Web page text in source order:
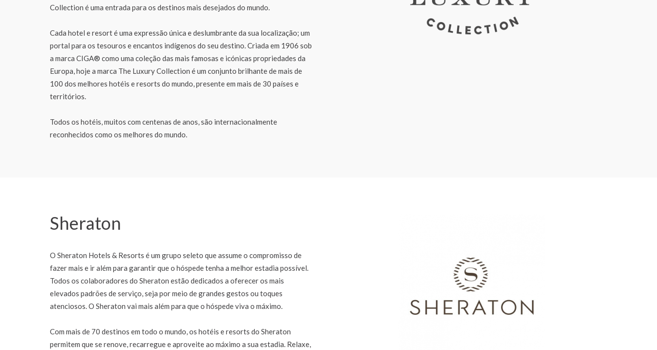
Collection é uma entrada para os destinos mais desejados do mundo.
Cada hotel e resort é uma expressão única e deslumbrante da sua localização; um
portal para os tesouros e encantos indígenos do seu destino. Criada em 1906 sob
a marca CIGA® como uma coleção das mais famosas e icónicas propriedades da
Europa, hoje a marca The Luxury Collection é um conjunto brilhante de mais de
100 dos melhores hotéis e resorts do mundo, presente em mais de 30 países e
territórios.
Todos os hotéis, muitos com centenas de anos, são internacionalmente
reconhecidos como os melhores do mundo.
Sheraton
O Sheraton Hotels & Resorts é um grupo seleto que assume o compromisso de
fazer mais e ir além para garantir que o hóspede tenha a melhor estadia possível.
Todos os colaboradores do Sheraton estão dedicados a oferecer os mais
elevados padrões de serviço, seja por meio de grandes gestos ou toques
atenciosos. O Sheraton vai mais além para que o hóspede viva o máximo.
Com mais de 70 destinos em todo o mundo, os hotéis e resorts do Sheraton
permitem que se renove, recarregue e aproveite ao máximo a sua estadia. Relaxe,